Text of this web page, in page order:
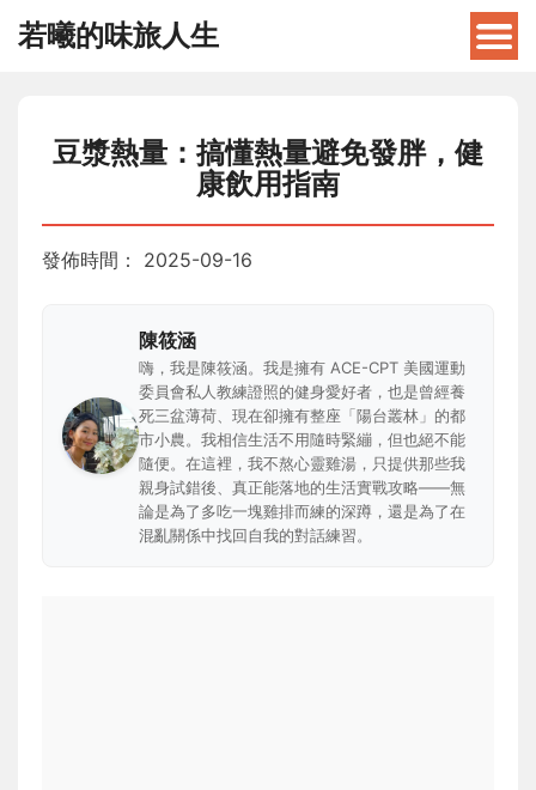
若曦的味旅人生
豆漿熱量：搞懂熱量避免發胖，健
康飲用指南
發佈時間： 2025-09-16
陳筱涵
嗨，我是陳筱涵。我是擁有 ACE-CPT 美國運動
委員會私人教練證照的健身愛好者，也是曾經養
死三盆薄荷、現在卻擁有整座「陽台叢林」的都
市小農。我相信生活不用隨時緊繃，但也絕不能
隨便。在這裡，我不熬心靈雞湯，只提供那些我
親身試錯後、真正能落地的生活實戰攻略——無
論是為了多吃一塊雞排而練的深蹲，還是為了在
混亂關係中找回自我的對話練習。